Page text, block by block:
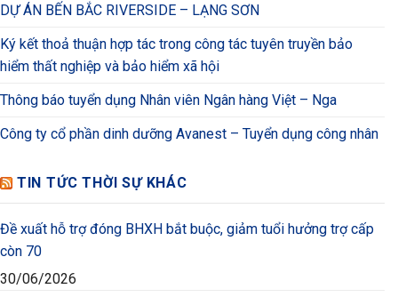
DỰ ÁN BẾN BẮC RIVERSIDE – LẠNG SƠN
Ký kết thoả thuận hợp tác trong công tác tuyên truyền bảo
hiểm thất nghiệp và bảo hiểm xã hội
Thông báo tuyển dụng Nhân viên Ngân hàng Việt – Nga
Công ty cổ phần dinh dưỡng Avanest – Tuyển dụng công nhân
TIN TỨC THỜI SỰ KHÁC
Đề xuất hỗ trợ đóng BHXH bắt buộc, giảm tuổi hưởng trợ cấp
còn 70
30/06/2026